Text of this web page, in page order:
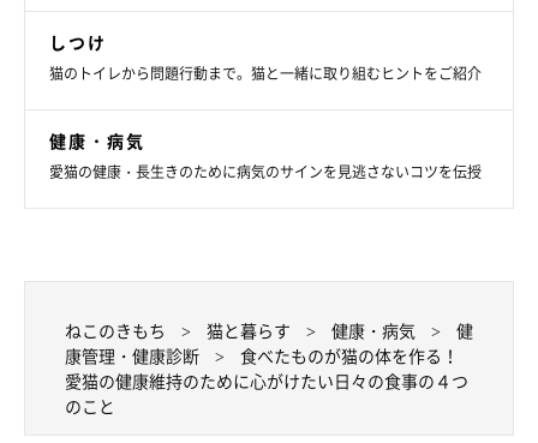
※記事と写真に関連性はありませんので予めご了承ください。
しつけ
猫のトイレから問題行動まで。猫と一緒に取り組むヒントをご紹介
健康・病気
愛猫の健康・長生きのために病気のサインを見逃さないコツを伝授
ねこのきもち 猫と暮らす 健康・病気
健
康管理・健康診断
食べたものが猫の体を作る！
愛猫の健康維持のために心がけたい日々の食事の４つ
のこと